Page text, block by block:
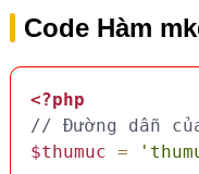
Code Hàm
<?php
// Đường dẫn
$thumuc =